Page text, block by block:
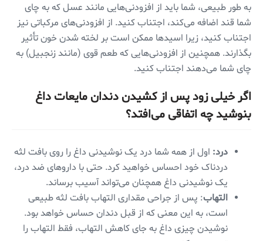
به طور طبیعی، شما باید از افزودنی‌هایی مانند عسل که به چای
شما قند اضافه می‌کند، اجتناب کنید. از افزودنی‌های مرکباتی نیز
اجتناب کنید، زیرا اسیدها ممکن است بر لخته شدن خون تأثیر
بگذارند. همچنین از افزودنی‌هایی که طعم قوی (مانند زنجبیل) به
چای شما می‌دهند اجتناب کنید.
اگر خیلی زود پس از کشیدن دندان مایعات داغ
بنوشید چه اتفاقی می‌افتد؟
درد: اول از همه شما درد یک نوشیدنی داغ را روی بافت لثه
دردناک خود احساس خواهید کرد. حتی با داروهای ضد درد،
یک نوشیدنی داغ همچنان می‌تواند آسیب برساند.
التهاب: پس از جراحی مقداری التهاب بافت لثه طبیعی
است، به این معنی که از قبل دندان حساس خواهد بود.
نوشیدن چیزی داغ به جای کاهش التهاب، فقط التهاب را